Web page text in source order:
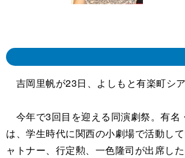
吉岡里帆が23日、よしもと有楽町シ
今年で3回目を迎える同演劇祭。有名
は、学生時代に関西の小劇場で活動し
ャトナー、行定勲、一色隆司が出席した